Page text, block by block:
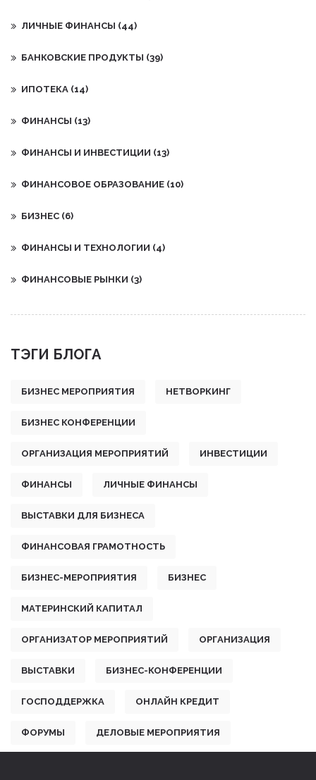
ЛИЧНЫЕ ФИНАНСЫ (44)
БАНКОВСКИЕ ПРОДУКТЫ (39)
ИПОТЕКА (14)
ФИНАНСЫ (13)
ФИНАНСЫ И ИНВЕСТИЦИИ (13)
ФИНАНСОВОЕ ОБРАЗОВАНИЕ (10)
БИЗНЕС (6)
ФИНАНСЫ И ТЕХНОЛОГИИ (4)
ФИНАНСОВЫЕ РЫНКИ (3)
ТЭГИ БЛОГА
БИЗНЕС МЕРОПРИЯТИЯ НЕТВОРКИНГ
БИЗНЕС КОНФЕРЕНЦИИ
ОРГАНИЗАЦИЯ МЕРОПРИЯТИЙ ИНВЕСТИЦИИ
ФИНАНСЫ ЛИЧНЫЕ ФИНАНСЫ
ВЫСТАВКИ ДЛЯ БИЗНЕСА
ФИНАНСОВАЯ ГРАМОТНОСТЬ
БИЗНЕС-МЕРОПРИЯТИЯ БИЗНЕС
МАТЕРИНСКИЙ КАПИТАЛ
ОРГАНИЗАТОР МЕРОПРИЯТИЙ ОРГАНИЗАЦИЯ
ВЫСТАВКИ БИЗНЕС-КОНФЕРЕНЦИИ
ГОСПОДДЕРЖКА ОНЛАЙН КРЕДИТ
ФОРУМЫ ДЕЛОВЫЕ МЕРОПРИЯТИЯ